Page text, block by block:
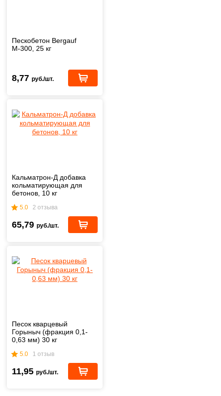
Пескобетон Bergauf
М-300, 25 кг
8,77 руб./шт.
Кальматрон-Д добавка
кольматирующая для
бетонов, 10 кг
5.0 2 отзыва
65,79 руб./шт.
Песок кварцевый
Горыныч (фракция 0,1-
0,63 мм) 30 кг
5.0 1 отзыв
11,95 руб./шт.